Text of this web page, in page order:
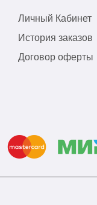
Личный Кабинет
История заказов
Договор оферты